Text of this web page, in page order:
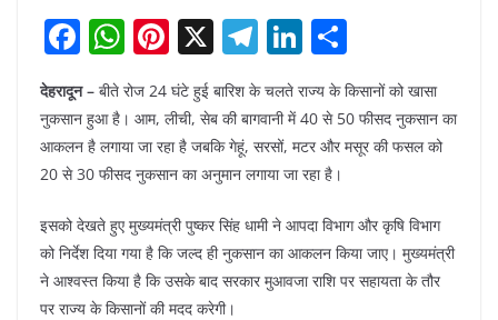
F
c
e
b
o
o
k
W
h
at
s
A
p
p
Pi
nt
er
e
st
X T
e
gr
a
m
Li
k
e
dI
n
h
ar
e
देहरादून – बीते रोज 24 घंटे हुई बारिश के चलते राज्य के किसानों को खासा
नुकसान हुआ है। आम, लीची, सेब की बागवानी में 40 से 50 फीसद नुकसान का
आकलन है लगाया जा रहा है जबकि गेहूं, सरसों, मटर और मसूर की फसल को
20 से 30 फीसद नुकसान का अनुमान लगाया जा रहा है।
इसको देखते हुए मुख्यमंत्री पुष्कर सिंह धामी ने आपदा विभाग और कृषि विभाग
को निर्देश दिया गया है कि जल्द ही नुकसान का आकलन किया जाए। मुख्यमंत्री
ने आश्वस्त किया है कि उसके बाद सरकार मुआवजा राशि पर सहायता के तौर
पर राज्य के किसानों की मदद करेगी।